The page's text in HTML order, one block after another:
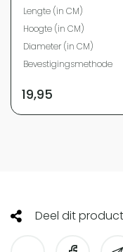
Lengte (in CM)
Hoogte (in CM)
Diameter (in CM)
Bevestigingsmethode
19,95
Deel dit product